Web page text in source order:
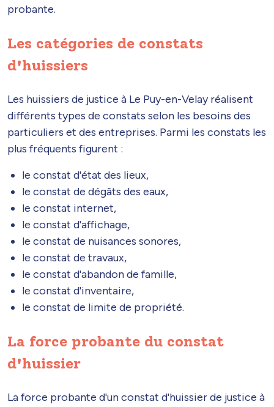
probante.
Les catégories de constats
d'huissiers
Les huissiers de justice à Le Puy-en-Velay réalisent
différents types de constats selon les besoins des
particuliers et des entreprises. Parmi les constats les
plus fréquents figurent :
le constat d'état des lieux,
le constat de dégâts des eaux,
le constat internet,
le constat d'affichage,
le constat de nuisances sonores,
le constat de travaux,
le constat d'abandon de famille,
le constat d'inventaire,
le constat de limite de propriété.
La force probante du constat
d'huissier
La force probante d'un constat d'huissier de justice à